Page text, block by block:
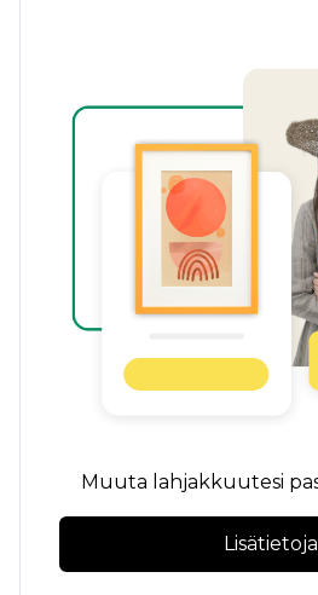
Muuta lahjakkuutesi
Lisätietoja